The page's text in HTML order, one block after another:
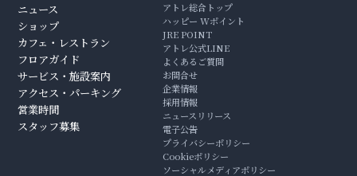
ニュース
ショップ
カフェ・レストラン
フロアガイド
サービス・施設案内
アクセス・パーキング
営業時間
スタッフ募集
アトレ総合トップ
ハッピー Wポイント
JRE POINT
アトレ公式LINE
よくあるご質問
お問合せ
企業情報
採用情報
ニュースリリース
電子公告
プライバシーポリシー
Cookieポリシー
ソーシャルメディアポリシー